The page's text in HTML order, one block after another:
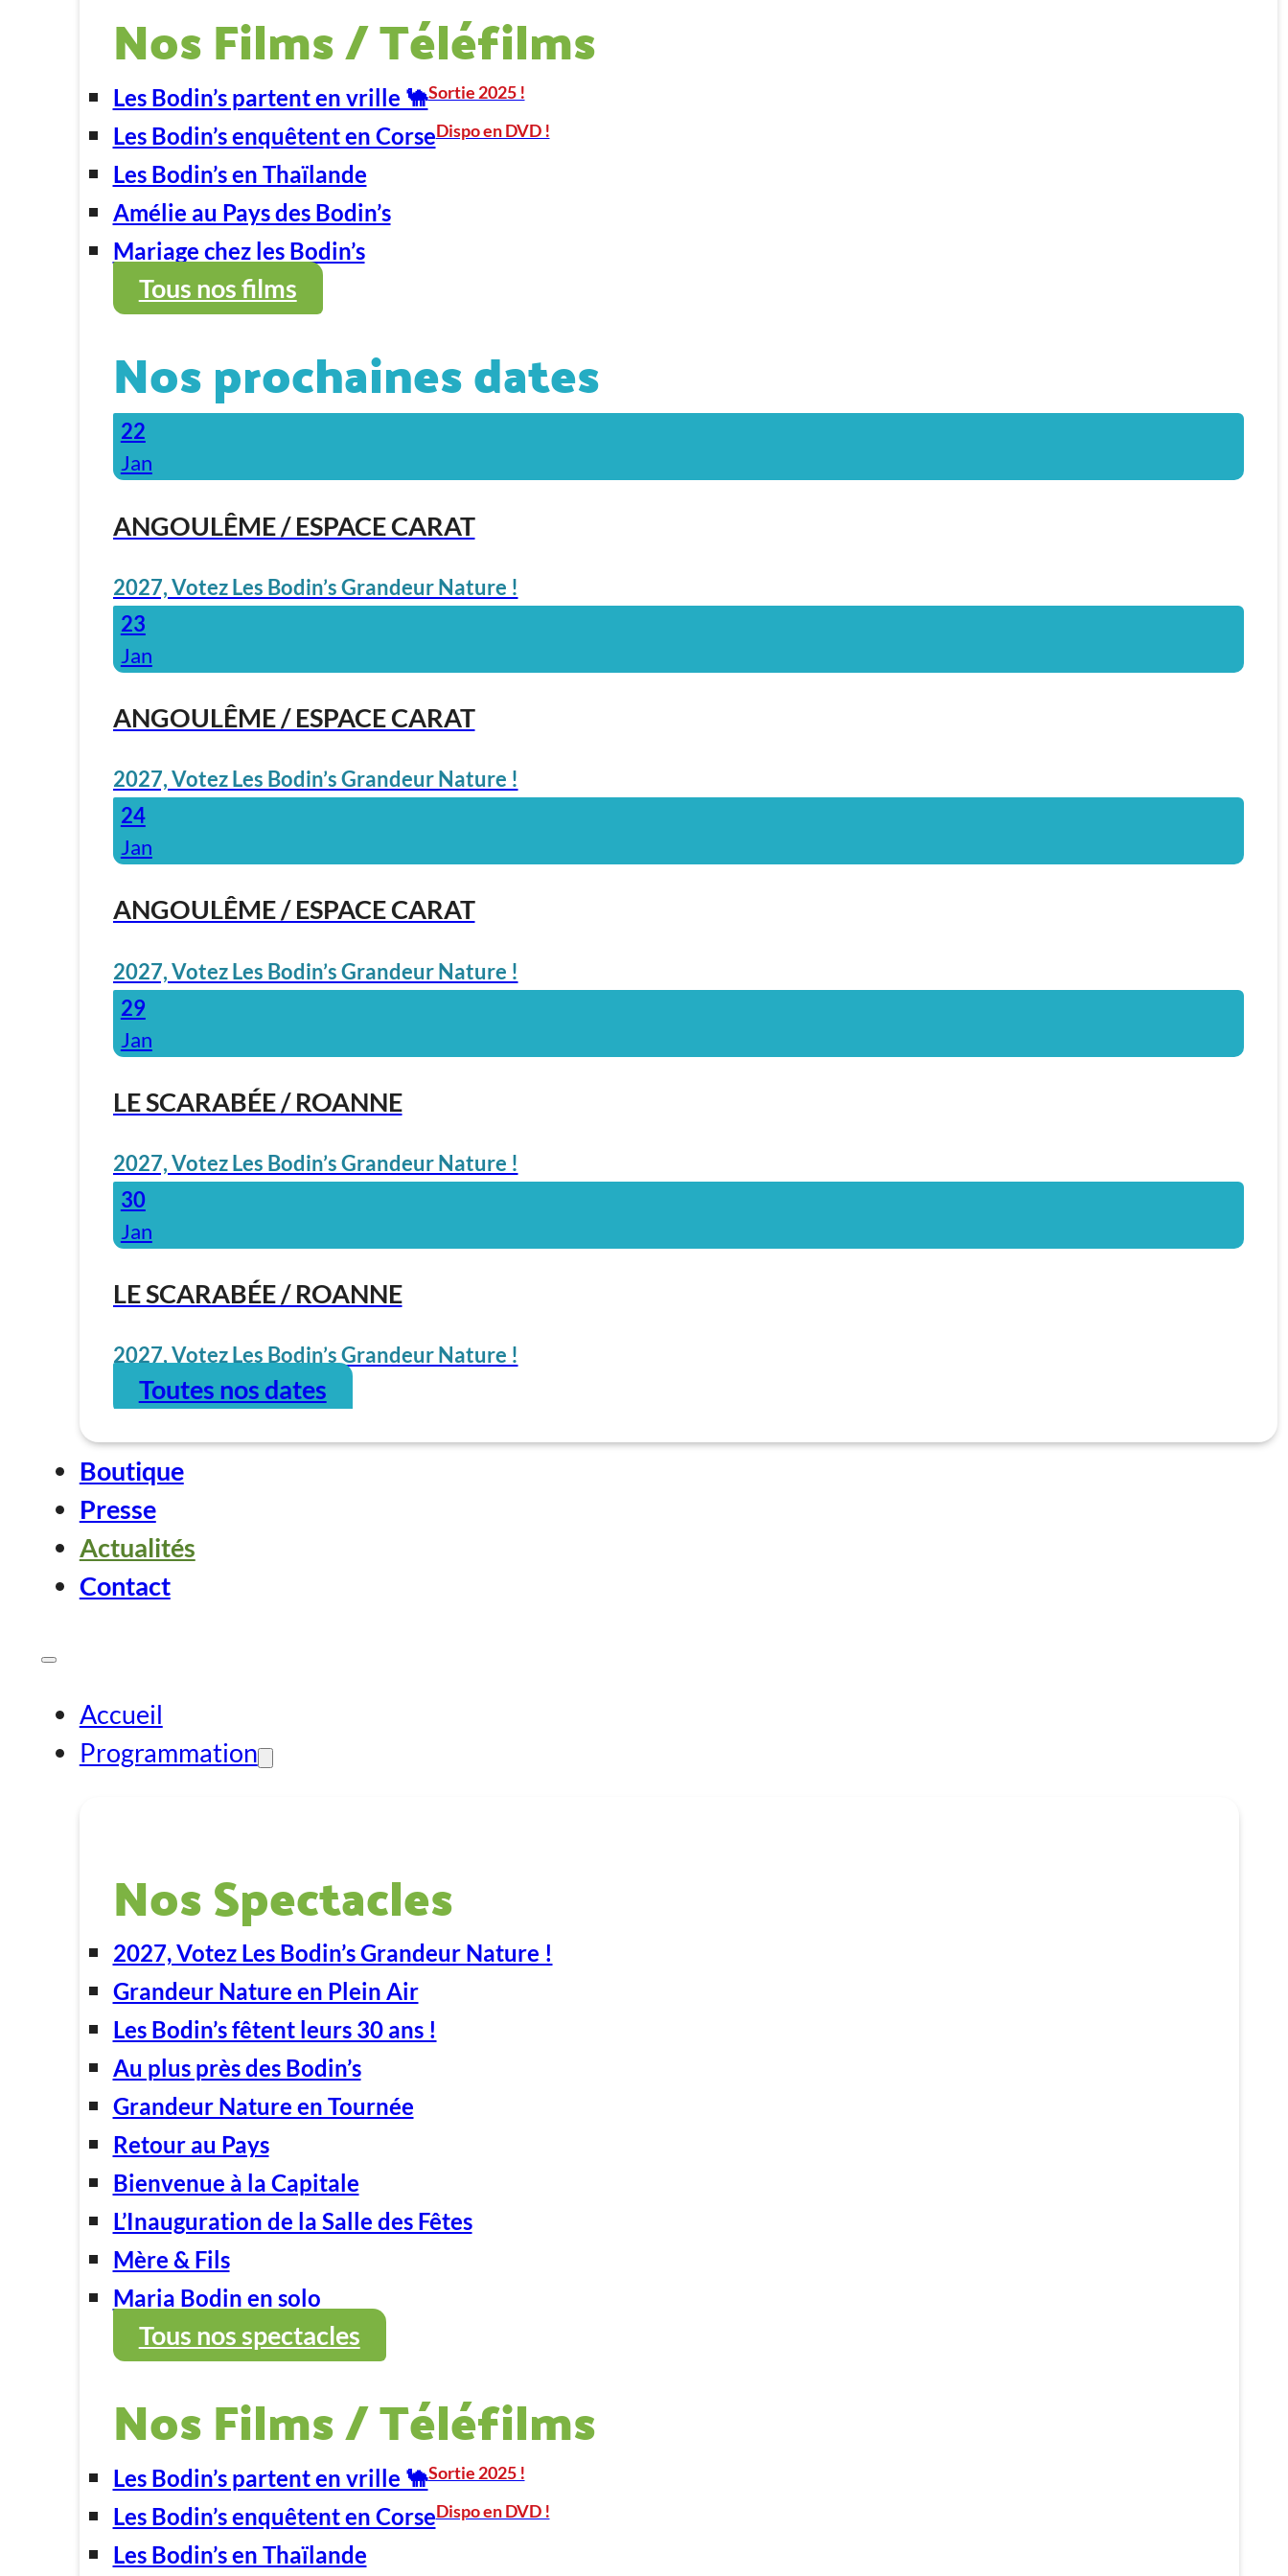
Nos Films / Téléfilms
Les Bodin’s partent en vrille 🐪Sortie 2025 !
Les Bodin’s enquêtent en CorseDispo en DVD !
Les Bodin’s en Thaïlande
Amélie au Pays des Bodin’s
Mariage chez les Bodin’s
Tous nos films
Nos prochaines dates
22
Jan
ANGOULÊME / ESPACE CARAT
2027, Votez Les Bodin’s Grandeur Nature !
23
Jan
ANGOULÊME / ESPACE CARAT
2027, Votez Les Bodin’s Grandeur Nature !
24
Jan
ANGOULÊME / ESPACE CARAT
2027, Votez Les Bodin’s Grandeur Nature !
29
Jan
LE SCARABÉE / ROANNE
2027, Votez Les Bodin’s Grandeur Nature !
30
Jan
LE SCARABÉE / ROANNE
2027, Votez Les Bodin’s Grandeur Nature !
Toutes nos dates
Boutique
Presse
Actualités
Contact
Accueil
Programmation
Nos Spectacles
2027, Votez Les Bodin’s Grandeur Nature !
Grandeur Nature en Plein Air
Les Bodin’s fêtent leurs 30 ans !
Au plus près des Bodin’s
Grandeur Nature en Tournée
Retour au Pays
Bienvenue à la Capitale
L’Inauguration de la Salle des Fêtes
Mère & Fils
Maria Bodin en solo
Tous nos spectacles
Nos Films / Téléfilms
Les Bodin’s partent en vrille 🐪Sortie 2025 !
Les Bodin’s enquêtent en CorseDispo en DVD !
Les Bodin’s en Thaïlande